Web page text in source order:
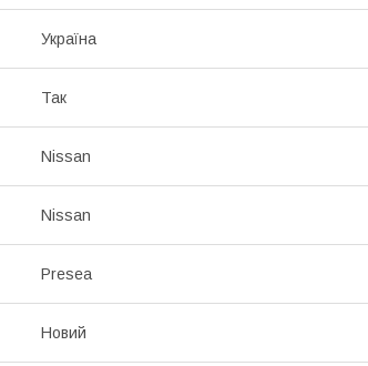
Україна
Так
Nissan
Nissan
Presea
Новий